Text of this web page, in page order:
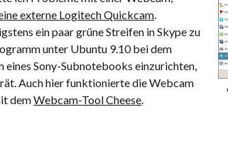
externe Logitech Quickcam.
ein paar grüne Streifen in Skype zu
unter Ubuntu 9.10 bei dem
eines Sony-Subnotebooks einzurichten,
Auch hier funktionierte die Webcam
demWebcam-Tool Cheese.